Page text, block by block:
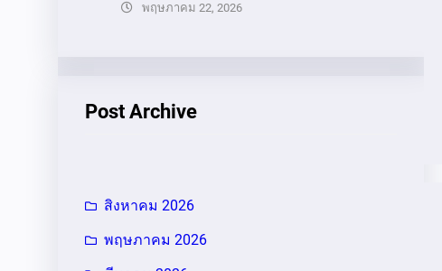
พฤษภาคม 22, 2026
Post Archive
สิงหาคม 2026
พฤษภาคม 2026